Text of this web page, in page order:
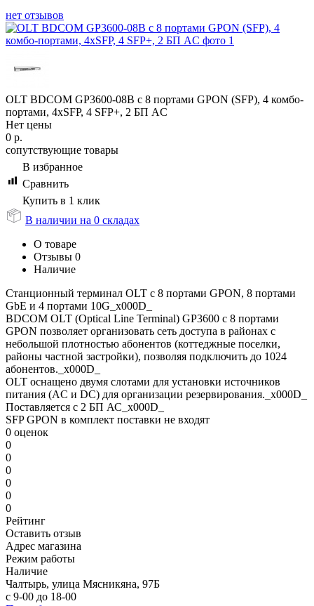
нет отзывов
OLT BDCOM GP3600-08B с 8 портами GPON (SFP), 4 комбо-
портами, 4хSFP, 4 SFP+, 2 БП АC
Нет цены
0 р.
сопутствующие товары
В избранное
Сравнить
Купить в 1 клик
В наличии на 0 складах
О товаре
Отзывы 0
Наличие
Станционный терминал OLT с 8 портами GPON, 8 портами
GbE и 4 портами 10G_x000D_
BDCOM OLT (Optical Line Terminal) GP3600 с 8 портами
GPON позволяет организовать сеть доступа в районах с
небольшой плотностью абонентов (коттеджные поселки,
районы частной застройки), позволяя подключить до 1024
абонентов._x000D_
OLT оснащено двумя слотами для установки источников
питания (AC и DC) для организации резервирования._x000D_
Поставляется с 2 БП АС_x000D_
SFP GPON в комплект поставки не входят
0 оценок
0
0
0
0
0
0
Рейтинг
Оставить отзыв
Адрес магазина
Режим работы
Наличие
Чалтырь, улица Мясникяна, 97Б
с 9-00 до 18-00